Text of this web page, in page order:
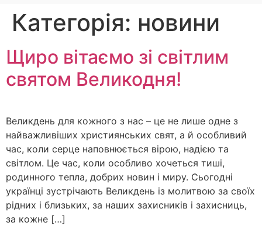
Категорія: новини
Щиро вітаємо зі світлим
святом Великодня!
Великдень для кожного з нас – це не лише одне з
найважливіших християнських свят, а й особливий
час, коли серце наповнюється вірою, надією та
світлом. Це час, коли особливо хочеться тиші,
родинного тепла, добрих новин і миру. Сьогодні
українці зустрічають Великдень із молитвою за своїх
рідних і близьких, за наших захисників і захисниць,
за кожне […]